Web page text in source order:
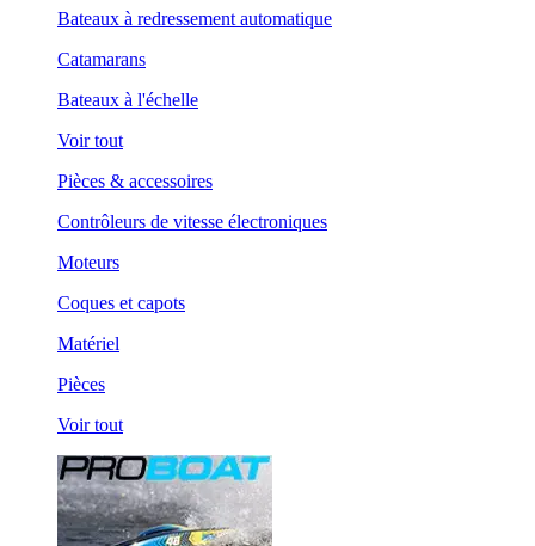
Bateaux à redressement automatique
Catamarans
Bateaux à l'échelle
Voir tout
Pièces & accessoires
Contrôleurs de vitesse électroniques
Moteurs
Coques et capots
Matériel
Pièces
Voir tout